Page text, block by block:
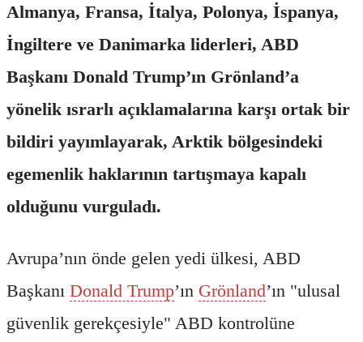
Almanya, Fransa, İtalya, Polonya, İspanya,
İngiltere ve Danimarka liderleri, ABD
Başkanı Donald Trump’ın Grönland’a
yönelik ısrarlı açıklamalarına karşı ortak bir
bildiri yayımlayarak, Arktik bölgesindeki
egemenlik haklarının tartışmaya kapalı
olduğunu vurguladı.
Avrupa’nın önde gelen yedi ülkesi, ABD
Başkanı Donald Trump’ın Grönland’ın "ulusal
güvenlik gerekçesiyle" ABD kontrolüne